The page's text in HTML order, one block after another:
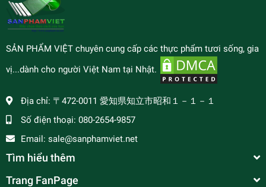
SẢN PHẨM VIỆT chuyên cung cấp các thực phẩm tươi sống, gia
vị...dành cho người Việt Nam tại Nhật.
Địa chỉ: 〒472-0011 愛知県知立市昭和１－１－１
Số điện thoại: 080-2654-9857
Email: sale@sanphamviet.net
Tìm hiểu thêm
Trang FanPage